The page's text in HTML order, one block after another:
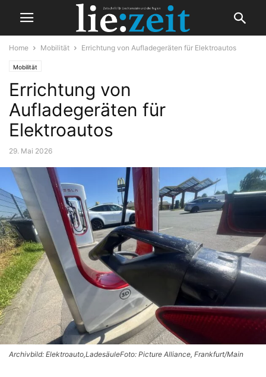
Home Mobilität Errichtung von Aufladegeräten für Elektroautos
Mobilität
Errichtung von
Aufladegeräten für
Elektroautos
29. Mai 2026
Archivbild: Elektroauto,LadesäuleFoto: Picture Alliance, Frankfurt/Main